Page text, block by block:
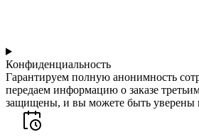
Конфиденциальность
Гарантируем полную анонимность
передаем информацию о заказе
защищены, и вы можете быть уверены